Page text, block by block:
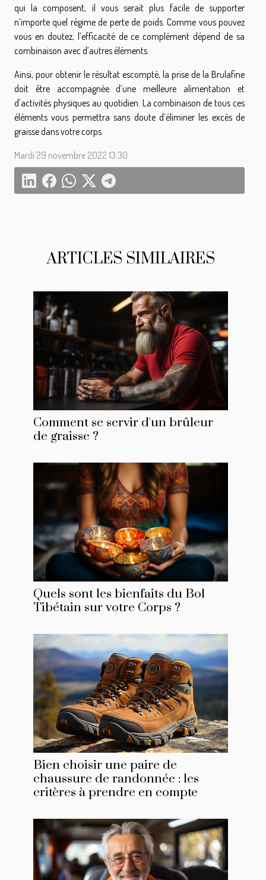
qui la composent, il vous serait plus facile de supporter
n’importe quel régime de perte de poids. Comme vous pouvez
vous en doutez, l’efficacité de ce complément dépend de sa
combinaison avec d’autres éléments.
Ainsi, pour obtenir le résultat escompté, la prise de la Brulafine
doit être accompagnée d’une meilleure alimentation et
d’activités physiques au quotidien. La combinaison de tous ces
éléments vous permettra sans doute d’éliminer les excès de
graisse dans votre corps.
Mardi 29 novembre 2022 13:30
ARTICLES SIMILAIRES
Comment se servir d'un brûleur
de graisse ?
Quels sont les bienfaits du Bol
Tibétain sur votre Corps ?
Bien choisir une paire de
chaussure de randonnée : les
critères à prendre en compte